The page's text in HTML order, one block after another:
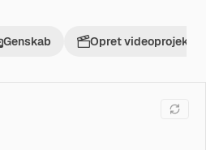
Genskab Opret videoprojekt